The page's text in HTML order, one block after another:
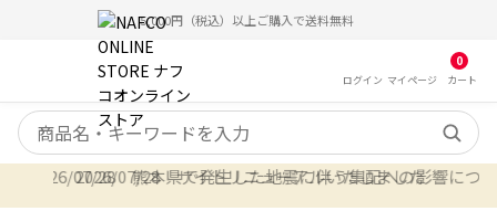
5,000円（税込）以上ご購入で送料無料
ログイン マイ ページ
0
カート
検索キーワード
2026/07/28 熊本県で発生した地震に伴う集配への影響につい
2026/07/28 サイトリニューアルいたしました